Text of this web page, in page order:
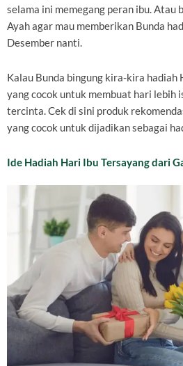
selama ini memegang peran ibu. Atau
Ayah agar mau memberikan Bunda
Desember nanti.
Kalau Bunda bingung kira-kira hadiah
yang cocok untuk membuat hari lebih
tercinta. Cek di sini produk
yang cocok untuk dijadikan sebagai
Ide Hadiah Hari Ibu Tersayang dari